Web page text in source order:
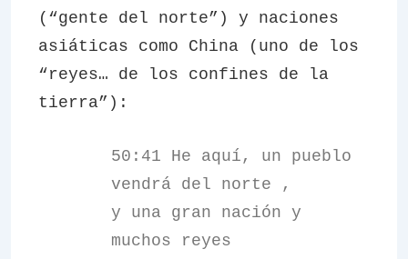
(“gente del norte”) y naciones
asiáticas como China (uno de los
“reyes… de los confines de la
tierra”):
50:41 He aquí, un pueblo
vendrá del norte ,
y una gran nación y
muchos reyes